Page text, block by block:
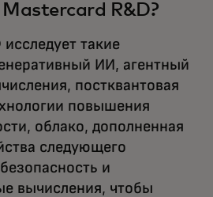
Mastercard R&D?
такие
ИИ, агентный
постквантовая
повышения
облако, дополненная
следующего
и
вычисления, чтобы